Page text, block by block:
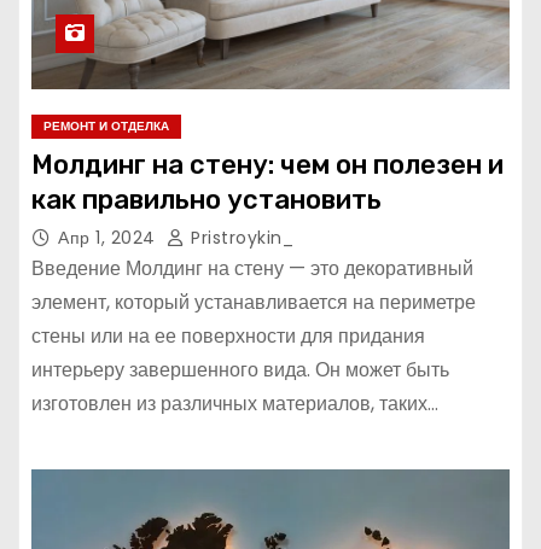
РЕМОНТ И ОТДЕЛКА
Молдинг на стену: чем он полезен и
как правильно установить
Апр 1, 2024 Pristroykin_
Введение Молдинг на стену — это декоративный
элемент, который устанавливается на периметре
стены или на ее поверхности для придания
интерьеру завершенного вида. Он может быть
изготовлен из различных материалов, таких…